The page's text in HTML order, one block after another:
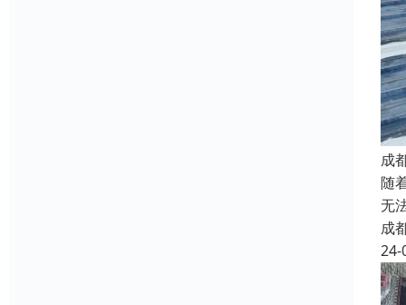
成
随
无
成
24-